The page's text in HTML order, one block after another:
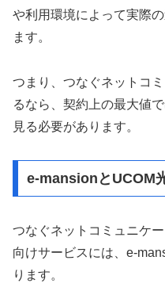
や利用環境によって実際
ます。
つまり、つなぐネットコ
るなら、契約上の最大値
見る必要があります。
e-mansionとUCOM
つなぐネットコミュニケ
向けサービスには、e-
ります。